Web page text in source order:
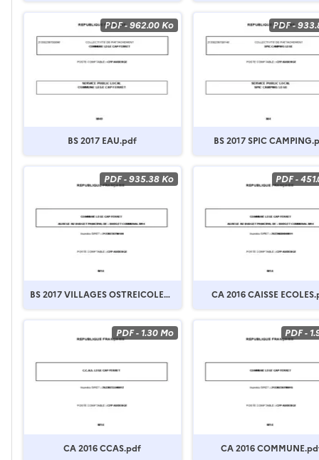
PDF-962.00 Ko
BS 2017 EAU.pdf
PDF-
BS 2017 SPIC
PDF-935.38 Ko
BS 2017 VILLAGES OSTREICOLES.
PDF-
CA 2016 CAISSE
PDF- 1.30 Mo
CA 2016 CCAS.pdf
PDF-
CA 2016